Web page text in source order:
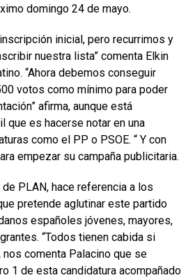
domingo 24 de mayo.
inicial, pero recurrimos y
nuestra lista” comenta Elkin
“Ahora debemos conseguir
votos como mínimo para poder
afirma, aunque está
que es hacerse notar en una
como el PP o PSOE. “ Y con
empezar su campaña publicitaria.
PLAN, hace referencia a los
pretende aglutinar este partido
españoles jóvenes, mayores,
“Todos tienen cabida si
nos comenta Palacino que se
1 de esta candidatura acompañado